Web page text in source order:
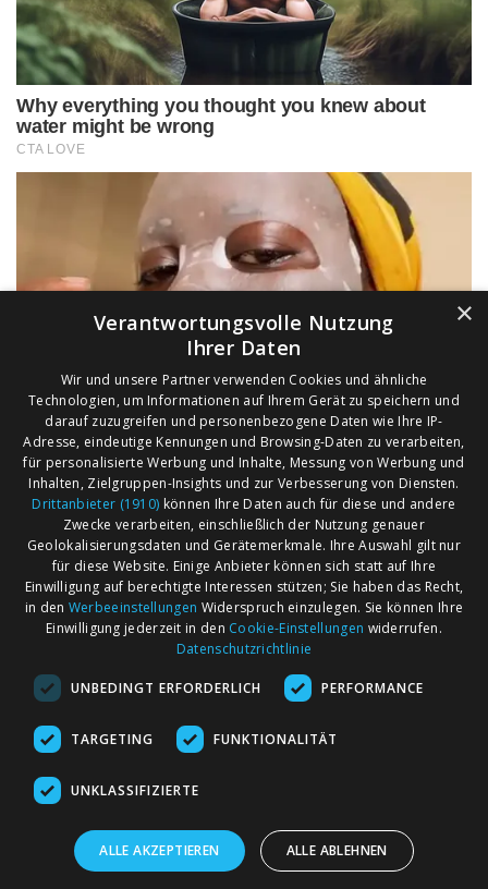
AGB
Impressum
Kontakt
Märkte nach Bundesländern
Märkte nach PLZ
Märkte nach Umkreis
Flohmarkt
×
Verantwortungsvolle Nutzung
Ihrer Daten
Wir und unsere Partner verwenden Cookies und ähnliche
Technologien, um Informationen auf Ihrem Gerät zu speichern und
darauf zuzugreifen und personenbezogene Daten wie Ihre IP-
Adresse, eindeutige Kennungen und Browsing-Daten zu verarbeiten,
für personalisierte Werbung und Inhalte, Messung von Werbung und
Inhalten, Zielgruppen-Insights und zur Verbesserung von Diensten.
Drittanbieter (1910) können Ihre Daten auch für diese und andere
Zwecke verarbeiten, einschließlich der Nutzung genauer
Geolokalisierungsdaten und Gerätemerkmale. Ihre Auswahl gilt nur
für diese Website. Einige Anbieter können sich statt auf Ihre
Einwilligung auf berechtigte Interessen stützen; Sie haben das Recht,
in den Werbeeinstellungen Widerspruch einzulegen. Sie können Ihre
Einwilligung jederzeit in den Cookie-Einstellungen widerrufen.
Datenschutzrichtlinie
UNBEDINGT ERFORDERLICH PERFORMANCE
TARGETING FUNKTIONALITÄT
UNKLASSIFIZIERTE
ALLE AKZEPTIEREN ALLE ABLEHNEN